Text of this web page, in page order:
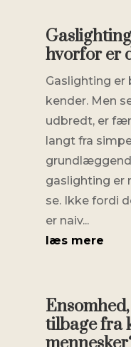
hvorfor er
Gaslighting
kender. Men
udbredt, er
langt fra
gaslighting er
se. Ikke fordi
er naiv...
læs mere
tilbage fra